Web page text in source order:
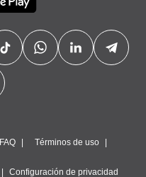
FAQ Términos de uso
Configuración de privacidad